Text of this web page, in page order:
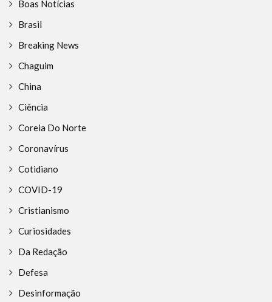
Boas Notícias
Brasil
Breaking News
Chaguim
China
Ciência
Coreia Do Norte
Coronavírus
Cotidiano
COVID-19
Cristianismo
Curiosidades
Da Redação
Defesa
Desinformação